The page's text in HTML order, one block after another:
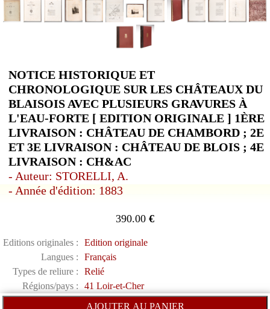
NOTICE HISTORIQUE ET
CHRONOLOGIQUE SUR LES CHÂTEAUX DU
BLAISOIS AVEC PLUSIEURS GRAVURES À
L'EAU-FORTE [ EDITION ORIGINALE ] 1ÈRE
LIVRAISON : CHÂTEAU DE CHAMBORD ; 2E
ET 3E LIVRAISON : CHÂTEAU DE BLOIS ; 4E
LIVRAISON : CH&AC
- Auteur: STORELLI, A.
- Année d'édition: 1883
390.00 €
Editions originales :
Edition originale
Langues :
Français
Types de reliure :
Relié
Régions/pays :
41 Loir-et-Cher